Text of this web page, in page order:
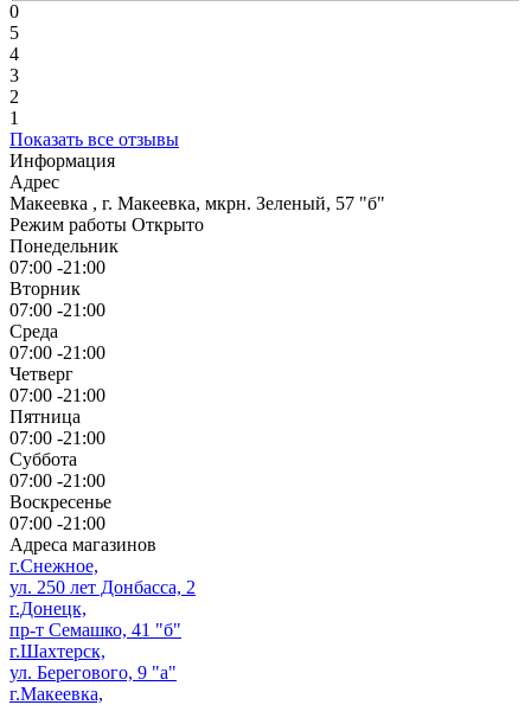
0
5
4
3
2
1
Показать все отзывы
Информация
Адрес
Макеевка , г. Макеевка, мкрн. Зеленый, 57 "б"
Режим работы Открыто
Понедельник
07:00 -21:00
Вторник
07:00 -21:00
Среда
07:00 -21:00
Четверг
07:00 -21:00
Пятница
07:00 -21:00
Суббота
07:00 -21:00
Воскресенье
07:00 -21:00
Адреса магазинов
г.Снежное,
ул. 250 лет Донбасса, 2
г.Донецк,
пр-т Семашко, 41 "б"
г.Шахтерск,
ул. Берегового, 9 "а"
г.Макеевка,